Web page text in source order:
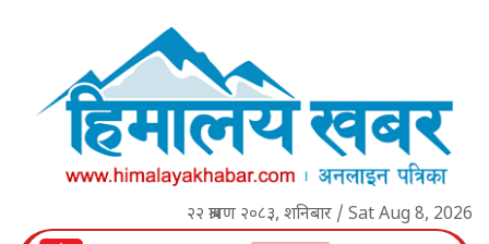
२२ श्रावण २०८३, शनिबार / Sat Aug 8, 2026